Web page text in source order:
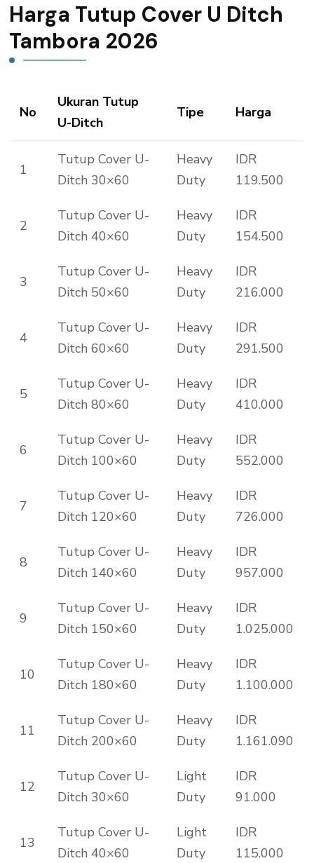
Harga Tutup Cover U Ditch
Tambora 2026
No
Ukuran Tutup
U-Ditch
Tipe Harga
1
Tutup Cover U-
Ditch 30×60
Heavy
Duty
IDR
119.500
2
Tutup Cover U-
Ditch 40×60
Heavy
Duty
IDR
154.500
3
Tutup Cover U-
Ditch 50×60
Heavy
Duty
IDR
216.000
4
Tutup Cover U-
Ditch 60×60
Heavy
Duty
IDR
291.500
5
Tutup Cover U-
Ditch 80×60
Heavy
Duty
IDR
410.000
6
Tutup Cover U-
Ditch 100×60
Heavy
Duty
IDR
552.000
7
Tutup Cover U-
Ditch 120×60
Heavy
Duty
IDR
726.000
8
Tutup Cover U-
Ditch 140×60
Heavy
Duty
IDR
957.000
9
Tutup Cover U-
Ditch 150×60
Heavy
Duty
IDR
1.025.000
10
Tutup Cover U-
Ditch 180×60
Heavy
Duty
IDR
1.100.000
11
Tutup Cover U-
Ditch 200×60
Heavy
Duty
IDR
1.161.090
12
Tutup Cover U-
Ditch 30×60
Light
Duty
IDR
91.000
13
Tutup Cover U-
Ditch 40×60
Light
Duty
IDR
115.000